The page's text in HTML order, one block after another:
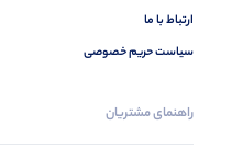
ارتباط با ما
سیاست حریم خصوصی
راهنمای مشتریان